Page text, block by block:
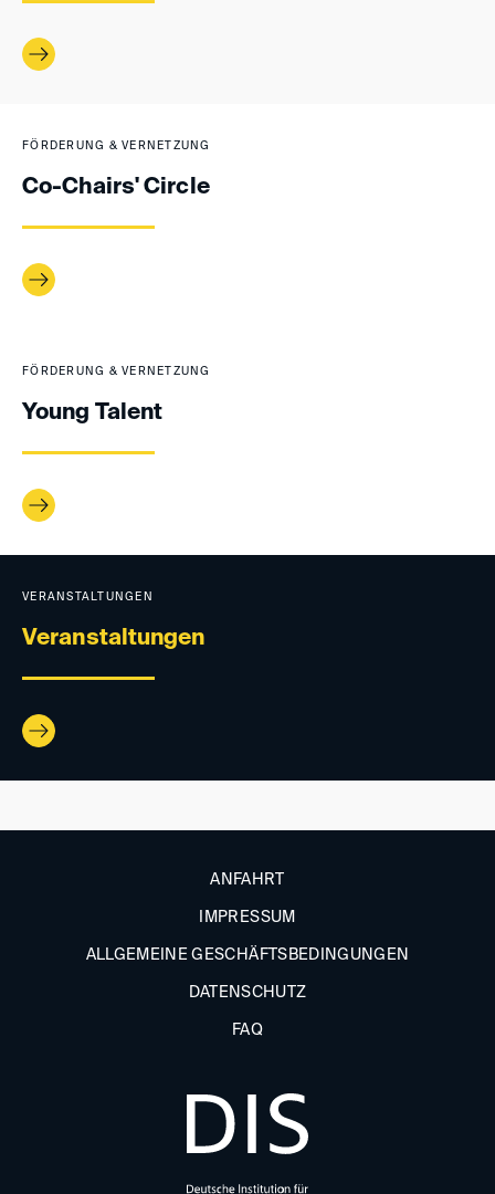
FÖRDERUNG & VERNETZUNG
Co-Chairs' Circle
FÖRDERUNG & VERNETZUNG
Young Talent
VERANSTALTUNGEN
Veranstaltungen
ANFAHRT
IMPRESSUM
ALLGEMEINE GESCHÄFTSBEDINGUNGEN
DATENSCHUTZ
FAQ